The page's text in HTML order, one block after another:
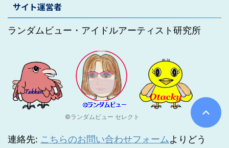
サイト運営者
ランダムビュー・アイドルアーティスト研究所
©ランダムビュー セレクト
連絡先: こちらのお問い合わせフォームよりどう